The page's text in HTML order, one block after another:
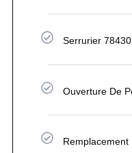
Serrurier 78430
Ouverture De
Remplacement